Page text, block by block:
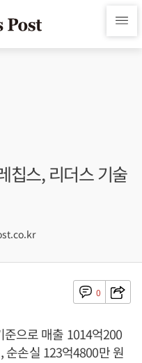
칩스, 리더스 기술
0
으로 매출 1014억200
순손실 123억4800만 원